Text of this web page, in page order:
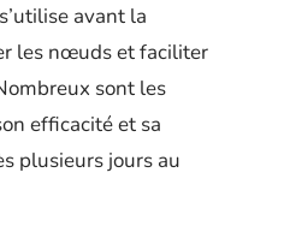
avant la
les nœuds et faciliter
sont les
efficacité et sa
plusieurs jours au